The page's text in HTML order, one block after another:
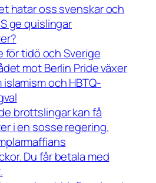
hatar oss svenskar och
ge quislingar
för tidö och Sverige
mot Berlin Pride växer
och HBTQ-
brottslingar kan få
i en sosse regering.
Du får betala med